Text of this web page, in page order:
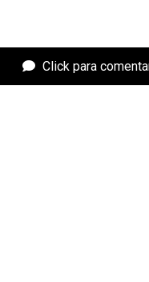
Click para